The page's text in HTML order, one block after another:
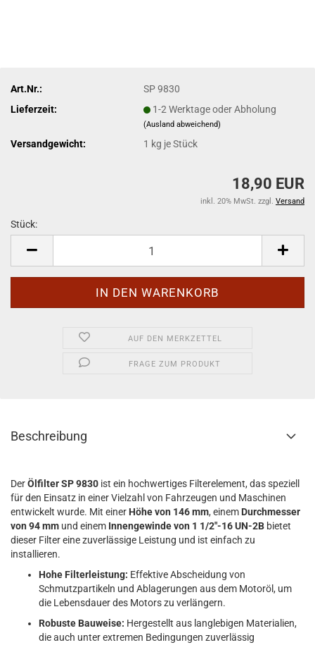
Art.Nr.:
SP 9830
Lieferzeit:
1-2 Werktage oder Abholung
(Ausland abweichend)
Versandgewicht: 1 kg je Stück
18,90 EUR
inkl. 20% MwSt. zzgl. Versand
Stück:
AUF DEN MERKZETTEL
FRAGE ZUM PRODUKT
Beschreibung
DerÖlfilter SP 9830 ist ein hochwertiges Filterelement, das speziell
für den Einsatz in einer Vielzahl von Fahrzeugen und Maschinen
entwickelt wurde. Mit einer Höhe von 146 mm, einem Durchmesser
von 94 mm und einem Innengewinde von 1 1/2"-16 UN-2B bietet
dieser Filter eine zuverlässige Leistung und ist einfach zu
installieren.
Hohe Filterleistung: Effektive Abscheidung von
Schmutzpartikeln und Ablagerungen aus dem Motoröl, um
die Lebensdauer des Motors zu verlängern.
Robuste Bauweise: Hergestellt aus langlebigen Materialien,
die auch unter extremen Bedingungen zuverlässig